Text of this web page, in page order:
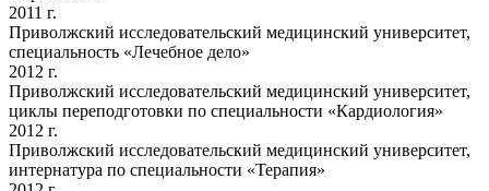
2011 г.
Приволжский исследовательский медицинский университет,
специальность «Лечебное дело»
2012 г.
Приволжский исследовательский медицинский университет,
циклы переподготовки по специальности «Кардиология»
2012 г.
Приволжский исследовательский медицинский университет,
интернатура по специальности «Терапия»